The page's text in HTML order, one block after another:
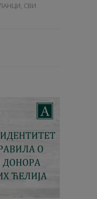
, СВИ